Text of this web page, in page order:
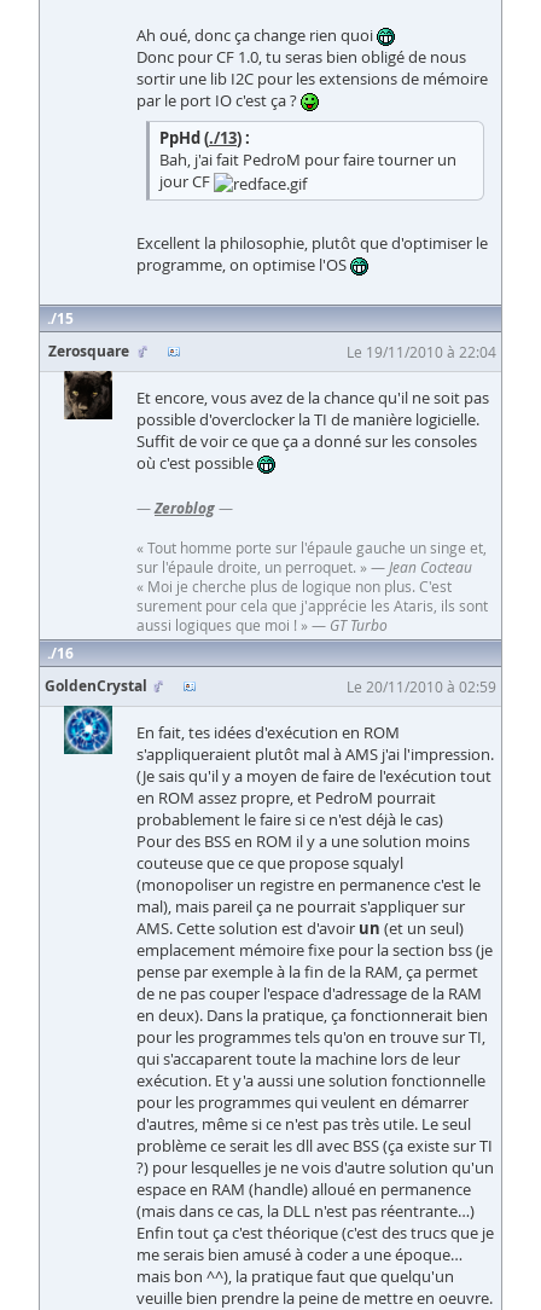
Ah oué, donc ça change rien quoi
Donc pour CF 1.0, tu seras bien obligé de nous
sortir une lib I2C pour les extensions de mémoire
par le port IO c'est ça ?
PpHd (./13) :
Bah, j'ai fait PedroM pour faire tourner un
jour CF
Excellent la philosophie, plutôt que d'optimiser le
programme, on optimise l'OS
15
Zerosquare
Le 19/11/2010 à 22:04
Et encore, vous avez de la chance qu'il ne soit pas
possible d'overclocker la TI de manière logicielle.
Suffit de voir ce que ça a donné sur les consoles
où c'est possible
—Zeroblog—
« Tout homme porte sur l'épaule gauche un singe et,
sur l'épaule droite, un perroquet. » — Jean Cocteau
« Moi je cherche plus de logique non plus. C'est
surement pour cela que j'apprécie les Ataris, ils sont
aussi logiques que moi ! » — GT Turbo
16
GoldenCrystal
Le 20/11/2010 à 02:59
En fait, tes idées d'exécution en ROM
s'appliqueraient plutôt mal à AMS j'ai l'impression.
(Je sais qu'il y a moyen de faire de l'exécution tout
en ROM assez propre, et PedroM pourrait
probablement le faire si ce n'est déjà le cas)
Pour des BSS en ROM il y a une solution moins
couteuse que ce que propose squalyl
(monopoliser un registre en permanence c'est le
mal), mais pareil ça ne pourrait s'appliquer sur
AMS. Cette solution est d'avoir un (et un seul)
emplacement mémoire fixe pour la section bss (je
pense par exemple à la fin de la RAM, ça permet
de ne pas couper l'espace d'adressage de la RAM
en deux). Dans la pratique, ça fonctionnerait bien
pour les programmes tels qu'on en trouve sur TI,
qui s'accaparent toute la machine lors de leur
exécution. Et y'a aussi une solution fonctionnelle
pour les programmes qui veulent en démarrer
d'autres, même si ce n'est pas très utile. Le seul
problème ce serait les dll avec BSS (ça existe sur TI
?) pour lesquelles je ne vois d'autre solution qu'un
espace en RAM (handle) alloué en permanence
(mais dans ce cas, la DLL n'est pas réentrante…)
Enfin tout ça c'est théorique (c'est des trucs que je
me serais bien amusé à coder a une époque…
mais bon ^^), la pratique faut que quelqu'un
veuille bien prendre la peine de mettre en oeuvre.